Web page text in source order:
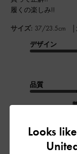
履くの楽しみ!!
サイズ: 37/23.5cm |
デザイン
品質
もっと見る
Looks